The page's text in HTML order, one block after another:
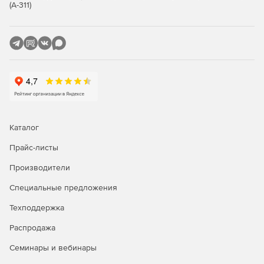
«облачный» сервис для анализа еще не загруженных
минимально.
Шлюз предлагает мощный механизм инспекции
настраивать и изменять готовые шаблоны политик либо
привязываются к серверам директорий и незаметно
вредоносных программ
входящие, так и исходящие сообщения. При этом
(А-311)
Каталог
Прайс-листы
Производители
Специальные предложения
Техподдержка
Распродажа
Семинары и вебинары